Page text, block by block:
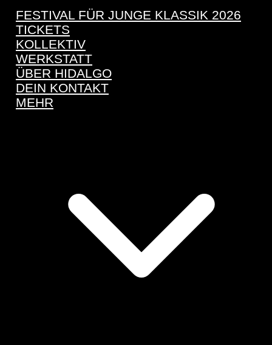
FESTIVAL FÜR JUNGE KLASSIK 2026
TICKETS
KOLLEKTIV
WERKSTATT
ÜBER HIDALGO
DEIN KONTAKT
MEHR